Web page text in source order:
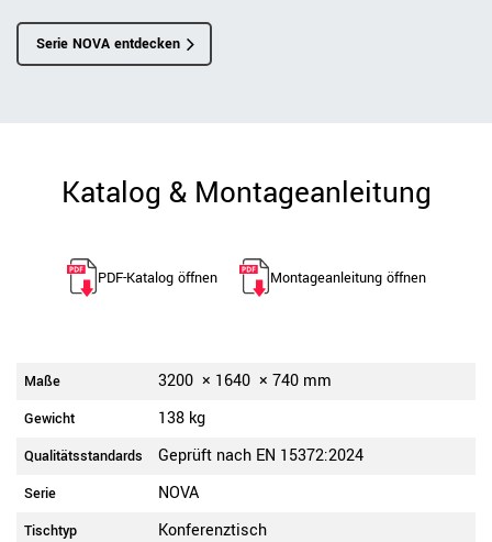
Serie NOVA entdecken
Katalog & Montageanleitung
PDF-Katalog öffnen Montageanleitung öffnen
Maße 3200 × 1640 × 740 mm
Gewicht 138 kg
Qualitätsstandards Geprüft nach EN 15372:2024
Serie NOVA
Tischtyp Konferenztisch